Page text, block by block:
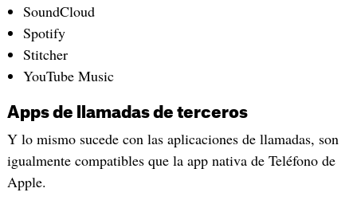
SoundCloud
Spotify
Stitcher
YouTube Music
Apps de llamadas de terceros
Y lo mismo sucede con las aplicaciones de llamadas, son
igualmente compatibles que la app nativa de Teléfono de
Apple.